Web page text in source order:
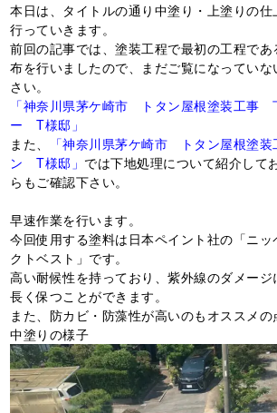
本日は、タイトルの通り中塗り・上塗りの
行っていきます。
前回の記事では、塗装工程で最初の工程で
布を行いましたので、まだご覧になってい
さい。
「神奈川県茅ケ崎市 トタン屋根塗装工事
ー T様邸」
また、
「神奈川県茅ケ崎市 トタン屋根塗
ン T様邸」 では下地処理について紹介して
らもご確認下さい。
早速作業を行います。
今回使用する塗料は日本ペイント社の「ニッ
クトベスト」です。
高い耐候性を持っており、紫外線のダメー
長く保つことができます。
また、防カビ・防藻性が高いのもオススメの
中塗りの様子